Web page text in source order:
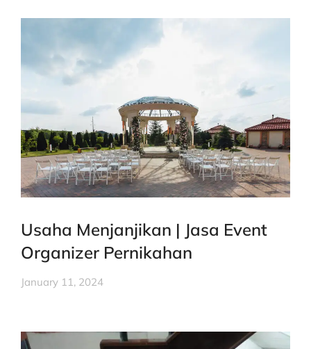
Usaha Menjanjikan | Jasa Event
Organizer Pernikahan
January 11, 2024